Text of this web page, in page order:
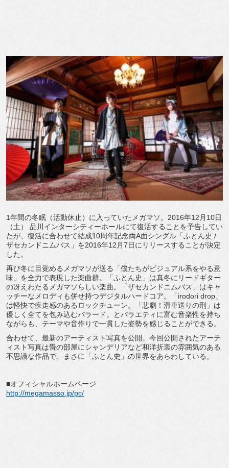
1年間の冬眠（活動休止）に入っていたメガマソ。2016年12月10日
（土） 品川インターシティーホールにて復活することを予告してい
たが、復活に合わせて結成10周年記念両A面シングル「ふとん史 /
ザセカンドニムバス」を2016年12月7日にリリースすることが決定
した。
再び冬に目覚めるメガマソが送る「僕たちがビジュアル系をやる意
味」を全力で表現した楽曲群。「ふとん史」は真冬にリードギター
の冴えわたるメガマソらしい楽曲。「ザセカンドニムバス」はキャ
ッチーなメロディも併せ持つデジタルハードコア。「irodori drop」
は軽快で疾走感のあるロックチューン。「悲劇！滑車送りの刑」は
優しく全てを包み込むバラード。とバラエティに富む音楽性を持ち
ながらも、テーマや音作りで一貫した姿勢を感じることができる。
合わせて、最新のアーティスト写真を公開。今回公開されたアーテ
ィスト写真は畳の部屋にシャンデリアなど和洋折衷の雰囲気のある
不思議な作品で、まさに「ふとん史」の世界をあらわしている。
■オフィシャルホームページ
http://megamasso.jp/pc/